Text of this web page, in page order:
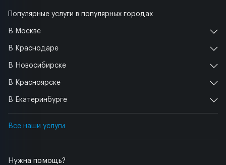
Нужна помощь?
Популярные услуги в популярных городах
В Москве
В Краснодаре
В Новосибирске
В Красноярске
В Екатеринбурге
Все наши услуги